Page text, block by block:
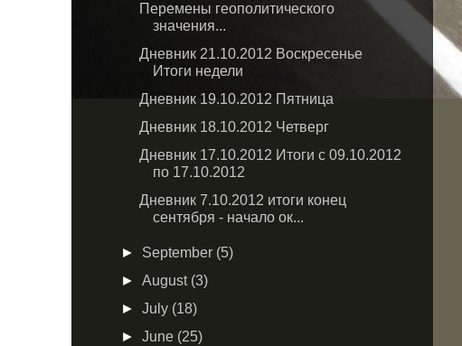
Перемены геополитического
значения...
Дневник 21.10.2012 Воскресенье
Итоги недели
Дневник 19.10.2012 Пятница
Дневник 18.10.2012 Четверг
Дневник 17.10.2012 Итоги с 09.10.2012
по 17.10.2012
Дневник 7.10.2012 итоги конец
сентября - начало ок...
► September (5)
►August (3)
►July (18)
►June (25)